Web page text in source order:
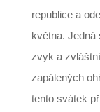
republice a
května. Jedná
zvyk a
zapálených
tento svátek